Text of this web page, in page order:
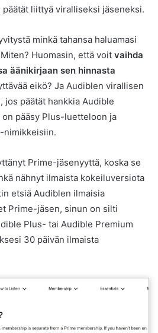
liittyä viralliseksi jäseneksi.
minkä tahansa haluamasi
Huomasin, että voit vaihda
äänikirjaan sen hinnasta
eikö? Ja Audiblen virallisen
jos päätät hankkia Audible
pääsy Plus-luetteloon ja
nimikkeisiin.
Prime-jäsenyyttä, koska se
nähnyt ilmaista kokeiluversiota
etsiä Audiblen ilmaisia
Prime-jäsen, sinun on silti
Plus- tai Audible Premium
30 päivän ilmaista